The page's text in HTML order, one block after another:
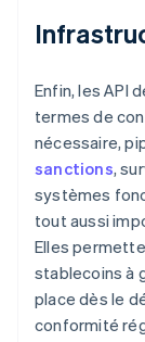
Enfin, les API
termes de
nécessaire,
sanctions,
systèmes
tout aussi
Elles
stablecoins à
place dès le
conformité